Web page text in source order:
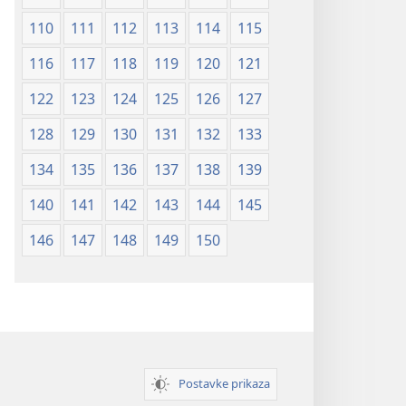
110
111 112 113 114
115
116
117 118 119 120
121
122
123 124 125 126
127
128
129 130 131 132
133
134
135 136 137 138
139
140
141 142 143 144
145
146
147 148 149 150
Postavke prikaza